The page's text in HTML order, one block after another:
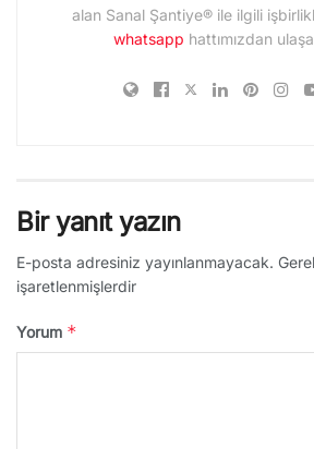
alan Sanal Şantiye® ile ilgili
whatsapp hattımızdan
Bir yanıt yazın
E-posta adresiniz yayınlanmayacak.
işaretlenmişlerdir
Yorum *